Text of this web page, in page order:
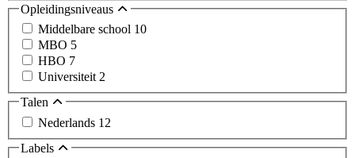
Opleidingsniveaus
Middelbare school 10
MBO 5
HBO 7
Universiteit2
Talen
Nederlands 12
Labels